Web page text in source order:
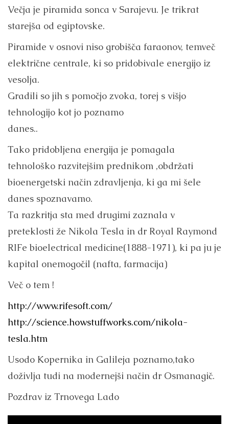
Večja je piramida sonca v Sarajevu. Je trikrat
starejša od egiptovske.
Piramide v osnovi niso grobišča faraonov, temveč
električne centrale, ki so pridobivale energijo iz
vesolja.
Gradili so jih s pomočjo zvoka, torej s višjo
tehnologijo kot jo poznamo
danes..
Tako pridobljena energija je pomagala
tehnološko razvitejšim prednikom ,obdržati
bioenergetski način zdravljenja, ki ga mi šele
danes spoznavamo.
Ta razkritja sta med drugimi zaznala v
preteklosti že Nikola Tesla in dr Royal Raymond
RIFe bioelectrical medicine(1888-1971), ki pa ju je
kapital onemogočil (nafta, farmacija)
Več o tem !
http://www.rifesoft.com/
http://science.howstuffworks.com/nikola-
tesla.htm
Usodo Kopernika in Galileja poznamo,tako
doživlja tudi na modernejši način dr Osmanagič.
Pozdrav iz Trnovega Lado